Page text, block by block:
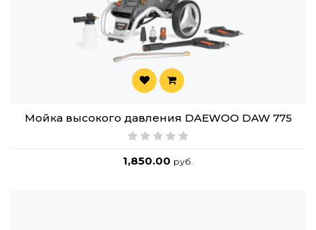
Мойка высокого давления DAEWOO DAW 775
1,850.00 руб.